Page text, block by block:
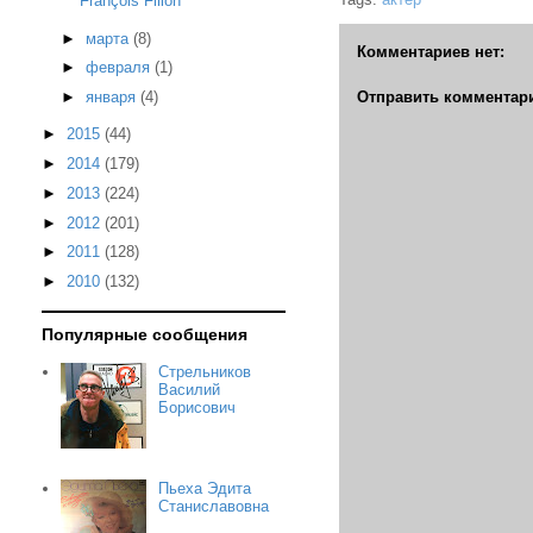
Комментариев нет:
Отправить
► марта (8)
► февраля (1)
► января (4)
► 2015 (44)
► 2014 (179)
► 2013 (224)
► 2012 (201)
► 2011 (128)
► 2010 (132)
Популярные сообщения
Стрельников
Василий
Борисович
Пьеха Эдита
Станиславовна